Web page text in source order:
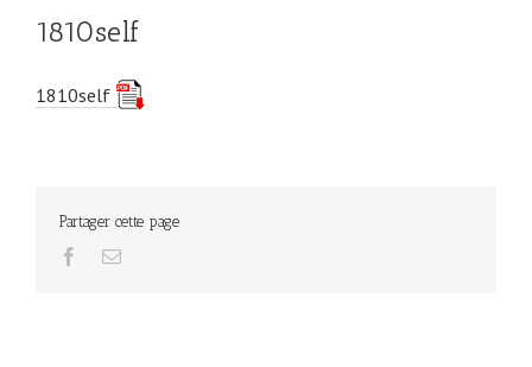
1810self
1810self
Partager cette page